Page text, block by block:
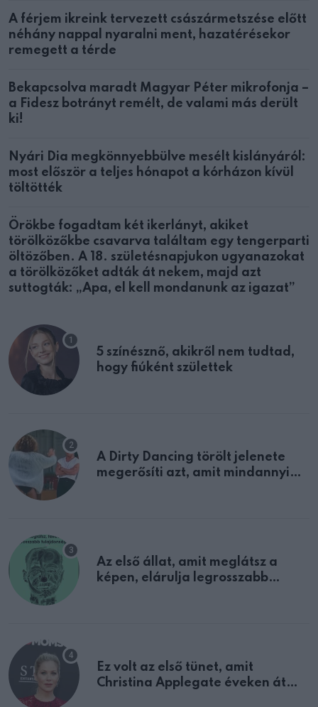
A férjem ikreink tervezett császármetszése előtt
néhány nappal nyaralni ment, hazatérésekor
remegett a térde
Bekapcsolva maradt Magyar Péter mikrofonja –
a Fidesz botrányt remélt, de valami más derült
ki!
Nyári Dia megkönnyebbülve mesélt kislányáról:
most először a teljes hónapot a kórházon kívül
töltötték
Örökbe fogadtam két ikerlányt, akiket
törölközőkbe csavarva találtam egy tengerparti
öltözőben. A 18. születésnapjukon ugyanazokat
a törölközőket adták át nekem, majd azt
suttogták: „Apa, el kell mondanunk az igazat”
5 színésznő, akikről nem tudtad,
hogy fiúként születtek
A Dirty Dancing törölt jelenete
megerősíti azt, amit mindannyian
Az első állat, amit meglátsz a
képen, elárulja legrosszabb
Ez volt az első tünet, amit
Christina Applegate éveken át